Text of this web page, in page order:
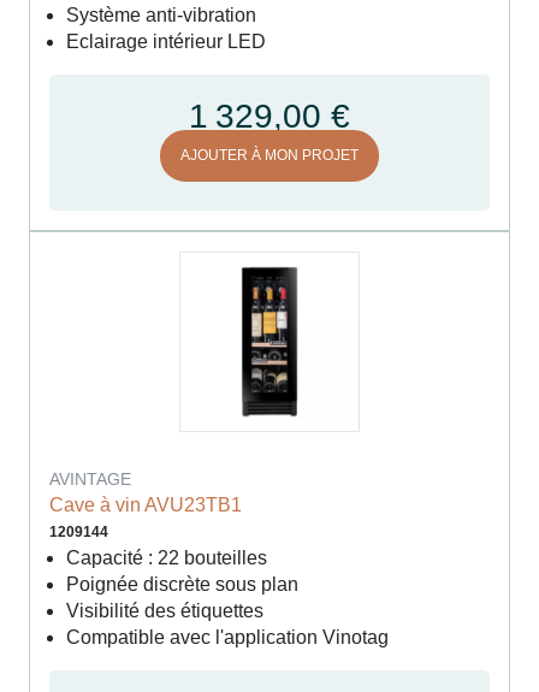
Système anti-vibration
Eclairage intérieur LED
1 329,00 €
AJOUTER À MON PROJET
AVINTAGE
Cave à vin AVU23TB1
1209144
Capacité : 22 bouteilles
Poignée discrète sous plan
Visibilité des étiquettes
Compatible avec l'application Vinotag